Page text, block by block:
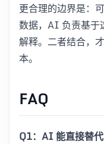
更合理的边界是：
数据，AI 负责基于
解释。二者结合，
本。
FAQ
Q1：AI 能直接替代